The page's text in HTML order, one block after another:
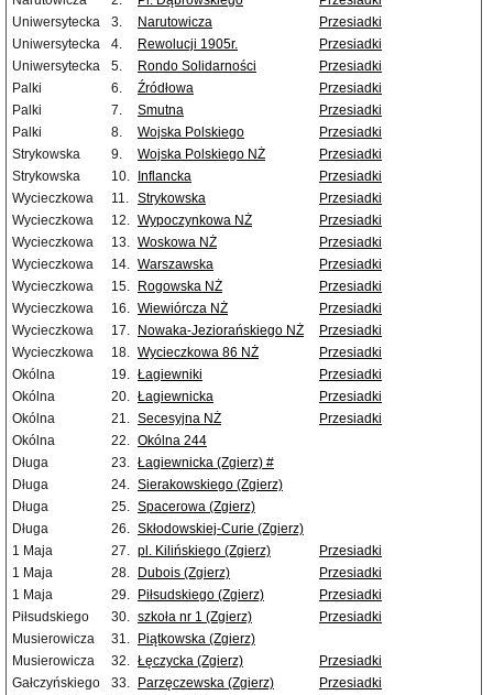
Uniwersytecka
3. Narutowicza
Przesiadki
Uniwersytecka
4. Rewolucji 1905r.
Przesiadki
Uniwersytecka
5. Rondo Solidarności
Przesiadki
Palki
6. Źródłowa
Przesiadki
Palki
7. Smutna
Przesiadki
Palki
8. Wojska Polskiego
Przesiadki
Strykowska
9. Wojska Polskiego NŻ
Przesiadki
Strykowska
10. Inflancka
Przesiadki
Wycieczkowa
11. Strykowska
Przesiadki
Wycieczkowa
12. Wypoczynkowa NŻ
Przesiadki
Wycieczkowa
13. Woskowa NŻ
Przesiadki
Wycieczkowa
14. Warszawska
Przesiadki
Wycieczkowa
15. Rogowska NŻ
Przesiadki
Wycieczkowa
16. Wiewiórcza NŻ
Przesiadki
Wycieczkowa
17. Nowaka-Jeziorańskiego NŻ
Przesiadki
Wycieczkowa
18. Wycieczkowa 86 NŻ
Przesiadki
Okólna
19. Łagiewniki
Przesiadki
Okólna
20. Łagiewnicka
Przesiadki
Okólna
21. Secesyjna NŻ
Przesiadki
Okólna
22. Okólna 244
Długa
23. Łagiewnicka (Zgierz) #
Długa
24. Sierakowskiego (Zgierz)
Długa
25. Spacerowa (Zgierz)
Długa
26. Skłodowskiej-Curie (Zgierz)
1 Maja
27. pl. Kilińskiego (Zgierz)
Przesiadki
1 Maja
28. Dubois (Zgierz)
Przesiadki
1 Maja
29. Piłsudskiego (Zgierz)
Przesiadki
Piłsudskiego
30. szkoła nr 1 (Zgierz)
Przesiadki
Musierowicza
31.
Piątkowska (Zgierz)
Musierowicza
32. Łęczycka (Zgierz)
Przesiadki
Gałczyńskiego
33. Parzęczewska (Zgierz)
Przesiadki